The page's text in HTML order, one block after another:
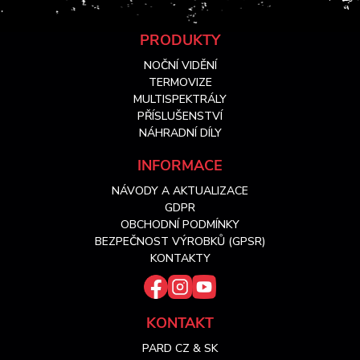
PRODUKTY
NOČNÍ VIDĚNÍ
TERMOVIZE
MULTISPEKTRÁLY
PŘÍSLUŠENSTVÍ
NÁHRADNÍ DÍLY
INFORMACE
NÁVODY A AKTUALIZACE
GDPR
OBCHODNÍ PODMÍNKY
BEZPEČNOST VÝROBKŮ (GPSR)
KONTAKTY
KONTAKT
PARD CZ & SK